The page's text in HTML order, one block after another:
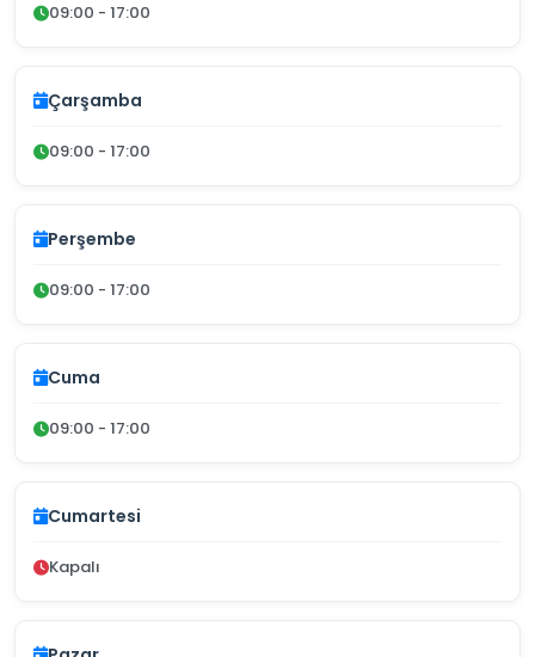
09:00 - 17:00
Çarşamba
09:00 - 17:00
Perşembe
09:00 - 17:00
Cuma
09:00 - 17:00
Cumartesi
Kapalı